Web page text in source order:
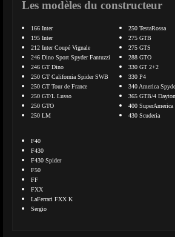
Les modèles du constructeur
166 Inter
195 Inter
212 Inter Coupé Vignale
246 Dino Sport Spyder Fantuzzi
246 GT Dino
250 GT California Spider SWB
250 GT Tour de France
250 GT/L Lusso
250 GTO
250 LM
250 TestaRossa
275 GTB
275 GTS
288 GTO
330 GT 2+2
330 P4
340 America
365 GTB/4
400 SuperAmerica
430 Scuderia
F40
F430
F430 Spider
F50
FF
FXX
LaFerrari FXX K
Sergio